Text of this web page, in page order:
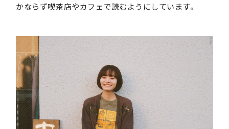
かならず喫茶店やカフェで読むようにしています。